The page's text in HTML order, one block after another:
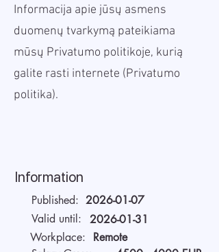
Informacija apie jūsų asmens
duomenų tvarkymą pateikiama
mūsų Privatumo politikoje, kurią
galite rasti internete (Privatumo
politika).
Information
Published: 2026-01-07
Valid until:
2026-01-31
Workplace:
Remote